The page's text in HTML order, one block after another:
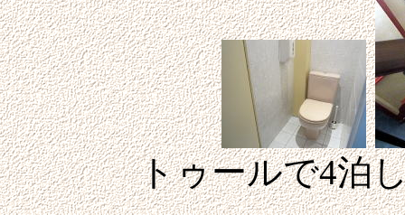
トゥールで4泊